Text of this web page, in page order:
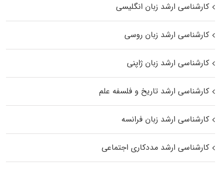
کارشناسی ارشد زبان انگلیسی
کارشناسی ارشد زبان روسی
کارشناسی ارشد زبان ژاپنی
کارشناسی ارشد تاریخ و فلسفه علم
کارشناسی ارشد زبان فرانسه
کارشناسی ارشد مددکاری اجتماعی